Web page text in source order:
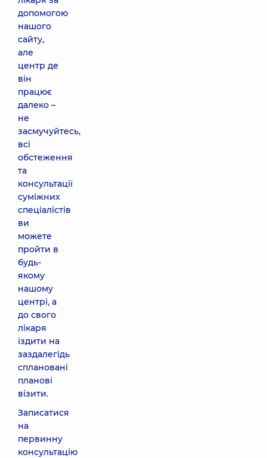
допомогою
нашого
сайту,
але
центр де
він
працює
далеко –
не
засмучуйтесь,
всі
обстеження
та
консультації
суміжних
спеціалістів
ви
можете
пройти в
будь-
якому
нашому
центрі, а
до свого
лікаря
їздити на
заздалегідь
сплановані
планові
візити.
Записатися
на
первинну
консультацію